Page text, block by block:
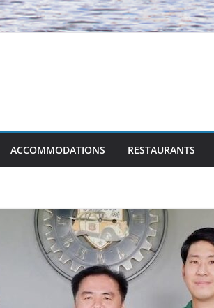
ACCOMMODATIONS RESTAURANTS